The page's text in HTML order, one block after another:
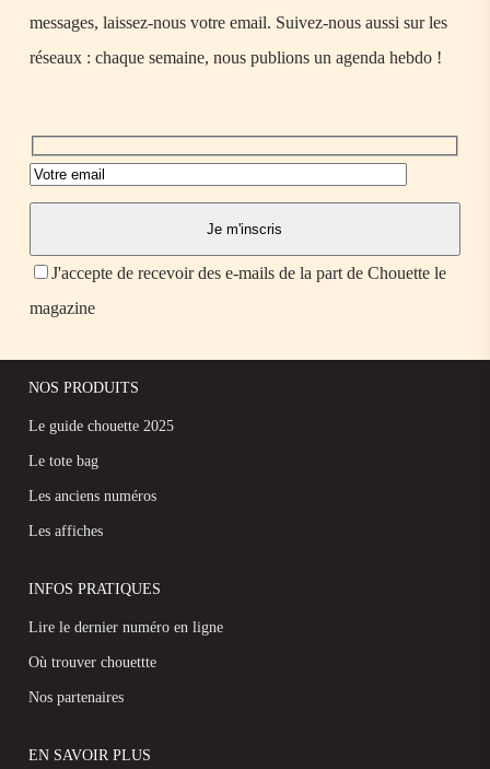
messages, laissez-nous votre email. Suivez-nous aussi sur les
réseaux : chaque semaine, nous publions un agenda hebdo !
J'accepte de recevoir des e-mails de la part de Chouette le
magazine
NOS PRODUITS
Le guide chouette 2025
Le tote bag
Les anciens numéros
Les affiches
INFOS PRATIQUES
Lire le dernier numéro en ligne
Où trouver chouettte
Nos partenaires
EN SAVOIR PLUS